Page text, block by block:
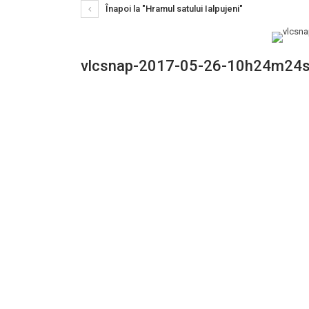
Înapoi la "Hramul satului Ialpujeni"
vlcsnap-2017-05-26-